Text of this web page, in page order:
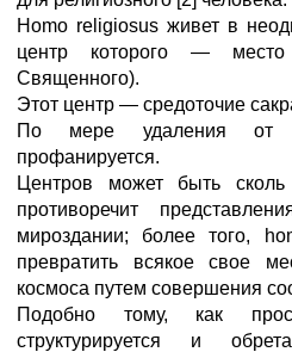
Homo religiosus живет в
центр которого — место
Священного).
Этот центр — средоточие
По мере удаления от
профанируется.
Центров может быть
противоречит
мироздании; более того,
превратить всякое свое
космоса путем совершения
Подобно тому, как
структурируется и